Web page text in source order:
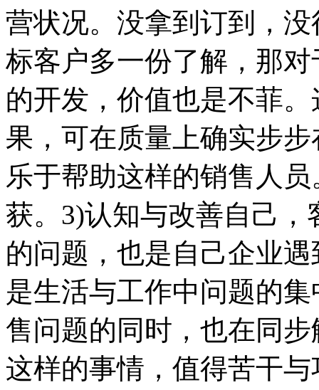
营状况。没拿到订到，
标客户多一份了解，那
的开发，价值也是不菲
果，可在质量上确实步
乐于帮助这样的销售人
获。3)认知与改善自己
的问题，也是自己企业
是生活与工作中问题的
售问题的同时，也在同
这样的事情，值得苦干